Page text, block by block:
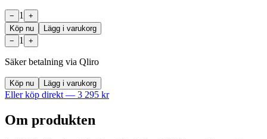
− 1
+
Köp nu
Lägg i varukorg
−
1 +
Säker betalning via Qliro
Köp nu Lägg i varukorg
Eller köp direkt — 3 295 kr
Om produkten